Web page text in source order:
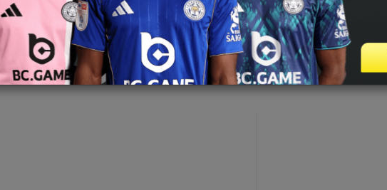
Вегас Голден Найтс Завершен